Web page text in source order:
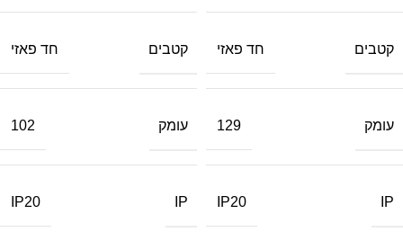
קטבים חד פאזי
עומק 129
IP
IP20
קטבים חד פאזי
עומק 102
IP
IP20